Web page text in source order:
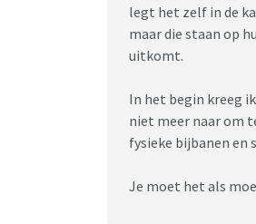
legt het zelf in de
maar die staan op
uitkomt.
In het begin kreeg
niet meer naar om
fysieke bijbanen en
Je moet het als